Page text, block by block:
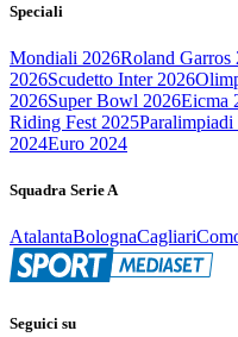
Speciali
Mondiali 2026Roland Garros
2026Scudetto Inter 2026
2026Super Bowl 2026Eicma
Riding Fest 2025
2024Euro 2024
Squadra Serie A
AtalantaBolognaCagliari
Seguici su